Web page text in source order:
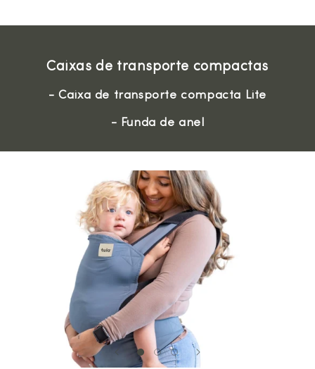
Caixas de transporte compactas
- Caixa de transporte compacta Lite
- Funda de anel